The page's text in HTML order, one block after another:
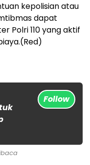
kepolisian atau
dapat
Polri 110 yang aktif
Follow